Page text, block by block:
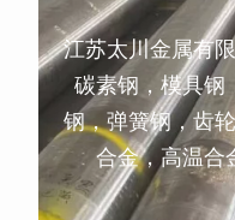
江苏太川金属有
碳素钢，模具钢
钢，弹簧钢，齿
合金，高温合